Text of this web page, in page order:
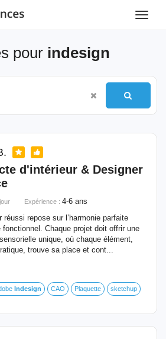
Toggle
pour indesign
d'intérieur & Designer
Expérience : 4-6 ans
réussi repose sur l’harmonie parfaite
fonctionnel. Chaque projet doit offrir une
unique, où chaque élément,
trouve sa place et cont...
Indesign CAO Plaquette sketchup